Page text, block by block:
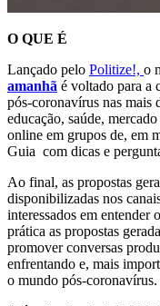
O QUE É
Lançado pelo Politize!, o
amanhã é voltado para a
pós-coronavírus nas mais
educação, saúde,
online em grupos de, em
Guia com dicas e
Ao final, as propostas
disponibilizadas nos
interessados em entender
prática as propostas
promover conversas
enfrentando e, mais
o mundo pós-coronavírus.